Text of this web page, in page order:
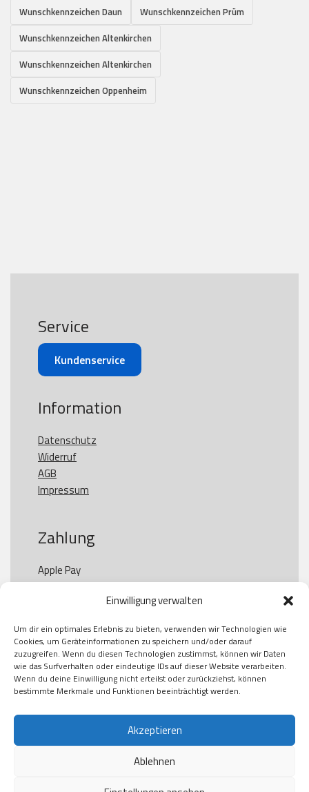
Einwilligung verwalten
Um dir ein optimales Erlebnis zu bieten, verwenden wir Technologien wie
Cookies, um Geräteinformationen zu speichern und/oder darauf
zuzugreifen. Wenn du diesen Technologien zustimmst, können wir Daten
wie das Surfverhalten oder eindeutige IDs auf dieser Website verarbeiten.
Wenn du deine Einwilligung nicht erteilst oder zurückziehst, können
bestimmte Merkmale und Funktionen beeinträchtigt werden.
Akzeptieren
Ablehnen
Wunschkennzeichen Daun
Wunschkennzeichen Prüm
Wunschkennzeichen Altenkirchen
Wunschkennzeichen Altenkirchen
Wunschkennzeichen Oppenheim
Service
Kundenservice
Information
Datenschutz
Widerruf
AGB
Impressum
Zahlung
Apple Pay
Paypal
Kauf auf Rechung
Klarna
American Express